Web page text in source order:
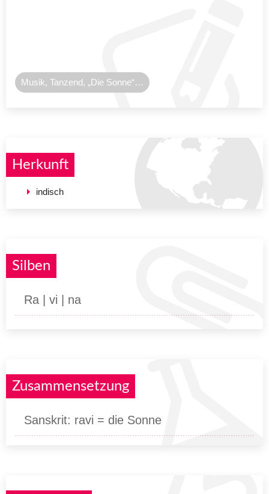
Musik, Tanzend, „Die Sonne“…
Herkunft
indisch
Silben
Ra | vi | na
Zusammensetzung
Sanskrit: ravi = die Sonne